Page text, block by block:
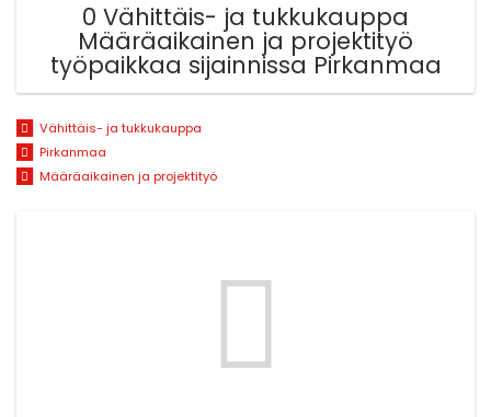
0 Vähittäis- ja tukkukauppa
Määräaikainen ja projektityö
työpaikkaa sijainnissa Pirkanmaa
Vähittäis- ja tukkukauppa
Pirkanmaa
Määräaikainen ja projektityö